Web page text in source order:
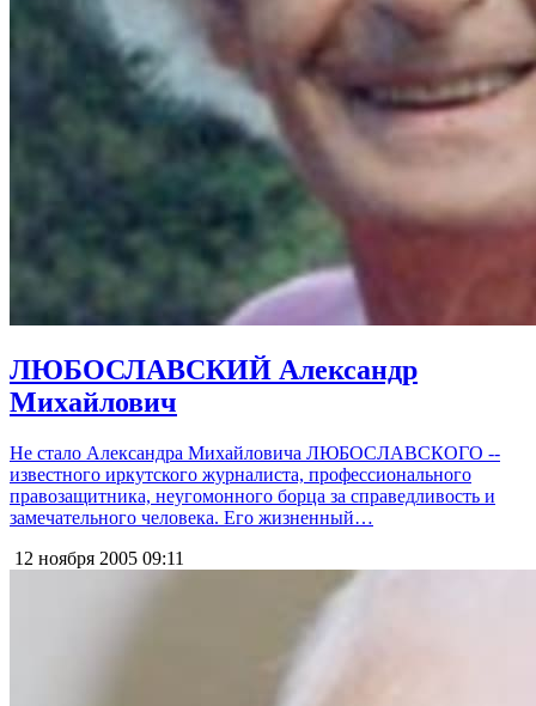
ЛЮБОСЛАВСКИЙ Александр
Михайлович
Не стало Александра Михайловича ЛЮБОСЛАВСКОГО --
известного иркутского журналиста, профессионального
правозащитника, неугомонного борца за справедливость и
замечательного человека. Его жизненный…
12 ноября 2005 09:11